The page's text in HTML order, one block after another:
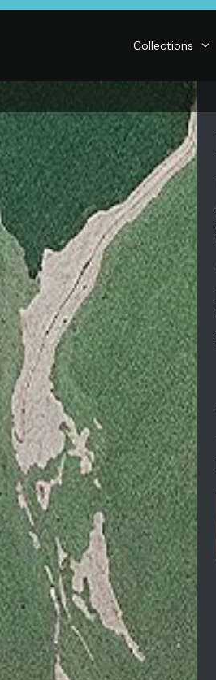
Collections
DÉCO
Accessoires de
maison, Objets
déco,
Luminaires,
Déco murales